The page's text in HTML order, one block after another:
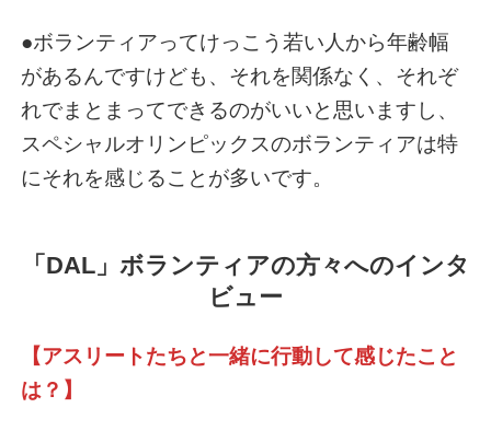
●ボランティアってけっこう若い人から年齢幅
があるんですけども、それを関係なく、それぞ
れでまとまってできるのがいいと思いますし、
スペシャルオリンピックスのボランティアは特
にそれを感じることが多いです。
「DAL」ボランティアの方々へのインタ
ビュー
【アスリートたちと一緒に行動して感じたこと
は？】